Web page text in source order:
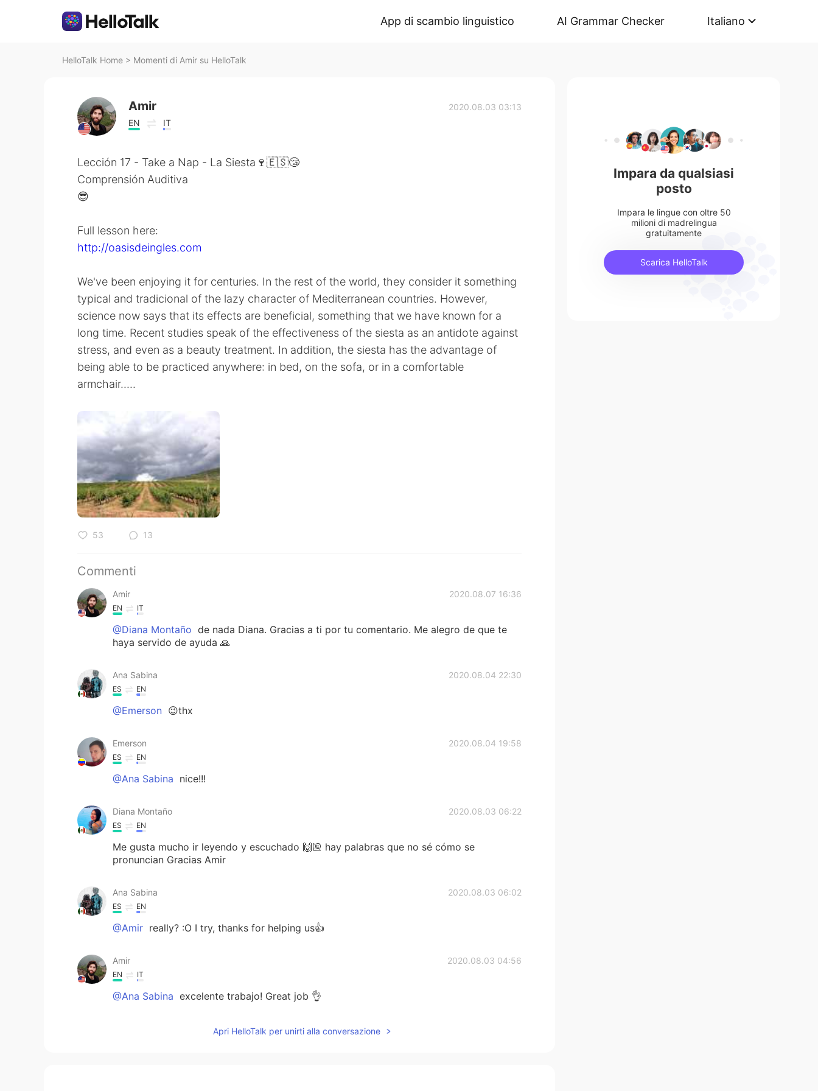
App di scambio linguistico AI Grammar Checker Italiano
HelloTalk Home > Momenti di Amir su HelloTalk
Amir
EN IT
2020.08.03 03:13
Lección 17 - Take a Nap - La Siesta🍷🇪🇸😴
Comprensión Auditiva
😎
Full lesson here:
http://oasisdeingles.com
We've been enjoying it for centuries. In the rest of the world, they consider it something
typical and tradicional of the lazy character of Mediterranean countries. However,
science now says that its effects are beneficial, something that we have known for a
long time. Recent studies speak of the effectiveness of the siesta as an antidote against
stress, and even as a beauty treatment. In addition, the siesta has the advantage of
being able to be practiced anywhere: in bed, on the sofa, or in a comfortable
armchair.....
53 13
Commenti
Amir 2020.08.07 16:36
EN IT
@Diana Montaño de nada Diana. Gracias a ti por tu comentario. Me alegro de que te
haya servido de ayuda 🙏
Ana Sabina 2020.08.04 22:30
ES EN
@Emerson 😉thx
Emerson 2020.08.04 19:58
ES EN
@Ana Sabina nice!!!
Diana Montaño 2020.08.03 06:22
ES EN
Me gusta mucho ir leyendo y escuchado 🙌🏼 hay palabras que no sé cómo se
pronuncian Gracias Amir
Ana Sabina 2020.08.03 06:02
ES EN
@Amir really? :O I try, thanks for helping us👍
Amir 2020.08.03 04:56
EN IT
@Ana Sabina excelente trabajo! Great job 👌
Apri HelloTalk per unirti alla conversazione
Impara da qualsiasi
posto
Impara le lingue con oltre 50
milioni di madrelingua
gratuitamente
Scarica HelloTalk